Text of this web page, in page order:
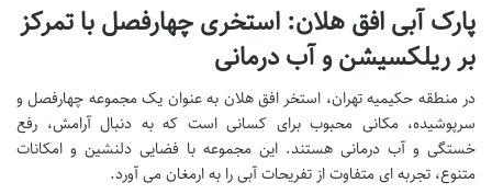
پارک آبی افق هلان: استخری چهارفصل با تمرکز
بر ریلکسیشن و آب درمانی
در منطقه حکیمیه تهران، استخر افق هلان به عنوان یک مجموعه چهارفصل و
سرپوشیده، مکانی محبوب برای کسانی است که به دنبال آرامش، رفع
خستگی و آب درمانی هستند. این مجموعه با فضایی دلنشین و امکانات
متنوع، تجربه ای متفاوت از تفریحات آبی را به ارمغان می آورد.